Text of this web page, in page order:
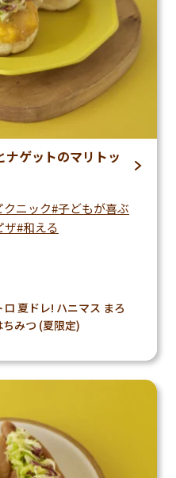
ゲットのマリトッ
クニック 子どもが喜ぶ
ザ 和える
ロ 夏ドレ! ハニマス まろ
ちみつ (夏限定)